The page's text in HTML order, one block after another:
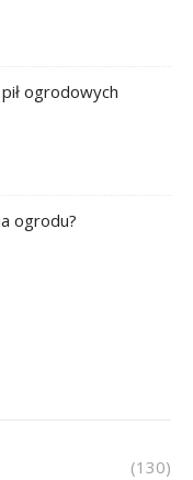
ogrodowych
ogrodu?
(130)